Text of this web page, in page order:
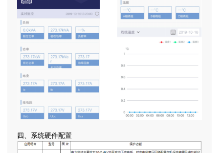
四、系统硬件配置